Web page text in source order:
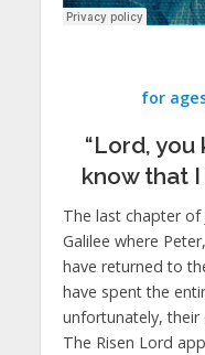
for
“Lord, you
know that I
The last chapter of
Galilee where
have returned to
have spent the
unfortunately, their
The Risen Lord